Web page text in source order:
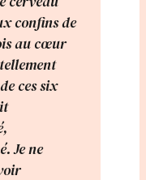
confins de
au cœur
ces six
Je ne